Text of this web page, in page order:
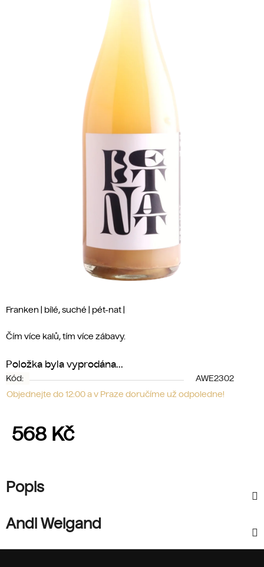
Franken | bílé, suché | pét-nat |
Čím více kalů, tím více zábavy.
Položka byla vyprodána…
Kód:
AWE2302
Objednejte do 12:00 a v Praze doručíme už odpoledne!
568 Kč
Popis
Andi Weigand